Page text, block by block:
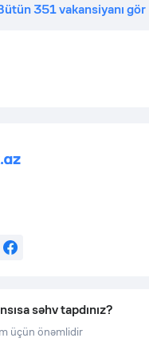
351vakansiyanı gör
Facebook
səhv tapdınız?
üçün önəmlidir